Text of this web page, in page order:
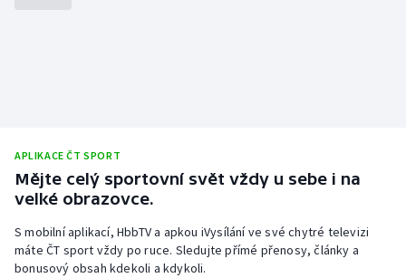
Short track
Stolní tenis
APLIKACE ČT SPORT
Mějte celý sportovní svět vždy u sebe i na
velké obrazovce.
S mobilní aplikací, HbbTV a apkou iVysílání ve své chytré televizi
máte ČT sport vždy po ruce. Sledujte přímé přenosy, články a
bonusový obsah kdekoli a kdykoli.